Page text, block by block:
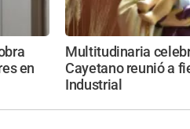
en
Multitudinaria
Cayetano reunió a
Industrial